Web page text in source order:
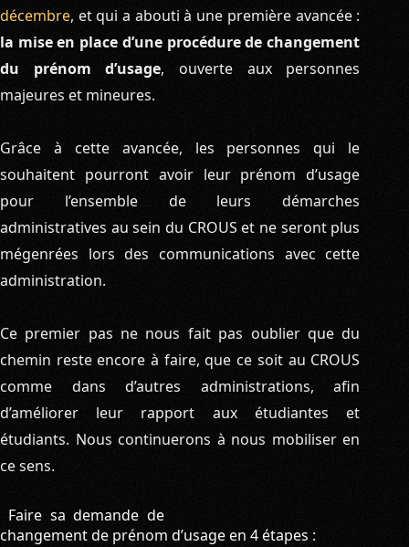
décembre, et qui a abouti à une première avancée :
la mise en place d’une procédure de changement
du prénom d’usage, ouverte aux personnes
majeures et mineures.
Grâce à cette avancée, les personnes qui le
souhaitent pourront avoir leur prénom d’usage
pour l’ensemble de leurs démarches
administratives au sein du CROUS et ne seront plus
mégenrées lors des communications avec cette
administration.
Ce premier pas ne nous fait pas oublier que du
chemin reste encore à faire, que ce soit au CROUS
comme dans d’autres administrations, afin
d’améliorer leur rapport aux étudiantes et
étudiants. Nous continuerons à nous mobiliser en
ce sens.
Faire sa demande de
changement de prénom d’usage en 4 étapes :